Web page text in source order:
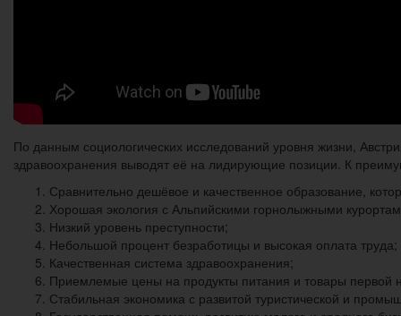
По данным социологических исследований уровня жизни,
здравоохранения выводят её на лидирующие позиции. К
Сравнительно дешёвое и качественное образование,
Хорошая экология с Альпийскими горнолыжными
Низкий уровень преступности;
Небольшой процент безработицы и высокая оплата труда;
Качественная система здравоохранения;
Приемлемые цены на продукты питания и товары первой
Стабильная экономика с развитой туристической и